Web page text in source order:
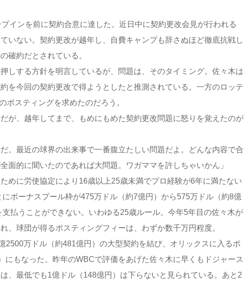
インを前に契約合意に達した。近日中に契約更改会見が行われる
いない。契約更改が越年し、自費キャンプも辞さぬほど徹底抗戦し
確約だとされている。
しする方針を明言しているが、問題は、そのタイミング。佐々木は
を今回の契約更改で得ようとしたと推測されている。一方のロッテ
ポスティングを求めたのだろう。
が、越年してまで、もめにもめた契約更改問題に怒りを覚えたのが
。最近の球界の出来事で一番腹立たしい問題だよ。どんな内容で合
面的に聞いたのであれば大問題。ワガママを許しちゃいかん」
めに労使協定により16歳以上25歳未満でプロ経験が6年に満たない
ボーナスプール枠が475万ドル（約7億円）から575万ドル（約8億
払うことができない。いわゆる25歳ルール。今年5年目の佐々木が
、球団が得るポスティングフィーは、わずか数千万円程度。
万ドル（約481億円）の大型契約を結び、オリックスに入るポ
もなった。昨年のWBCで評価をあげた佐々木に早くもドジャース
、最低でも1億ドル（148億円）は下らないと見られている。あと2